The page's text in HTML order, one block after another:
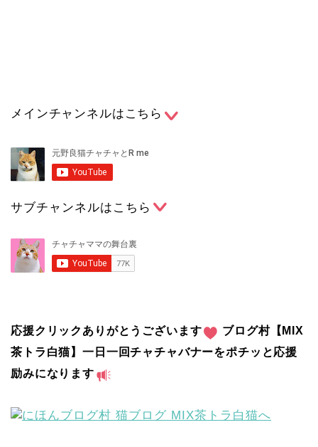
メインチャンネルはこちら
サブチャンネルはこちら
応援クリックありがとうございます
ブログ村【MIX
茶トラ白猫】一日一回チャチャバナーをポチッと応援
励みになります